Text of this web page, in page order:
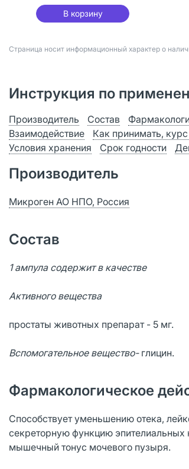
В корзину
Страница носит информационный характер о
Инструкция по
Производитель Состав
Взаимодействие
Как принимать,
Условия хранения
Срок годности
Производитель
Микроген АО НПО, Россия
Состав
1 ампула содержит в качестве
Активного вещества
простаты животных препарат - 5 мг.
Вспомогательное вещество-глицин.
Фармакологическое
Способствует уменьшению отека,
секреторную функцию эпителиальных
мышечный тонус мочевого пузыря.